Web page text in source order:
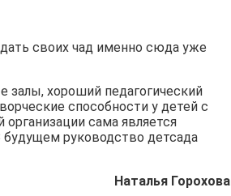
своих чад име­нно сюда уже
залы, хороший педагогический
способности у детей с
сама является
будущем руко­водство детсада
Наталья Горохова